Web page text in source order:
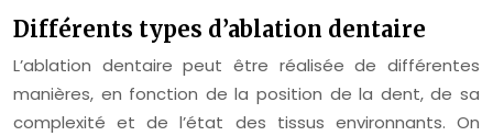
Différents types d’ablation dentaire
L’ablation dentaire peut être réalisée de différentes
manières, en fonction de la position de la dent, de sa
complexité et de l’état des tissus environnants. On